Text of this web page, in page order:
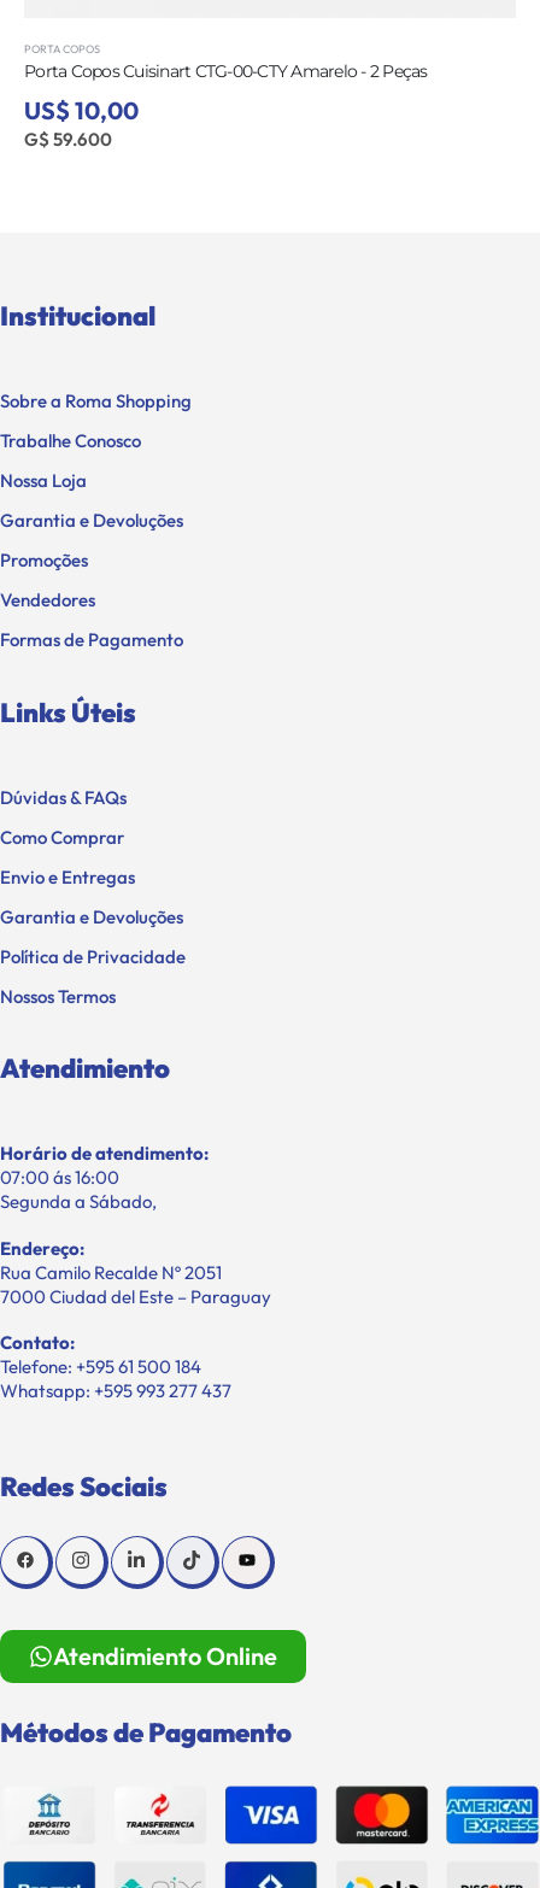
PORTA COPOS
Porta Copos Cuisinart CTG-00-CTY Amarelo - 2 Peças
US$ 10,00
G$ 59.600
Institucional
Sobre a Roma Shopping
Trabalhe Conosco
Nossa Loja
Garantia e Devoluções
Promoções
Vendedores
Formas de Pagamento
Links Úteis
Dúvidas & FAQs
Como Comprar
Envio e Entregas
Garantia e Devoluções
Política de Privacidade
Nossos Termos
Atendimiento
Horário de atendimento:
07:00 ás 16:00
Segunda a Sábado,
Endereço:
Rua Camilo Recalde Nº 2051
7000 Ciudad del Este – Paraguay
Contato:
Telefone: +595 61 500 184
Whatsapp: +595 993 277 437
Redes Sociais
Atendimiento Online
Métodos de Pagamento